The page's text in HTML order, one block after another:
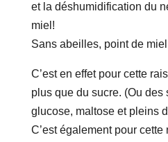
et la déshumidification du
miel!
Sans abeilles, point de
C’est en effet pour cette
plus que du sucre. (Ou des
glucose, maltose et pleins
C’est également pour cette